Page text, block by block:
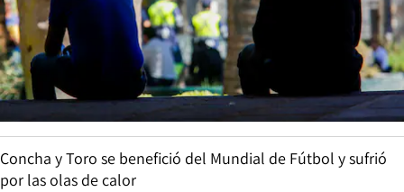
Concha y Toro se benefició del Mundial de Fútbol y sufrió
por las olas de calor